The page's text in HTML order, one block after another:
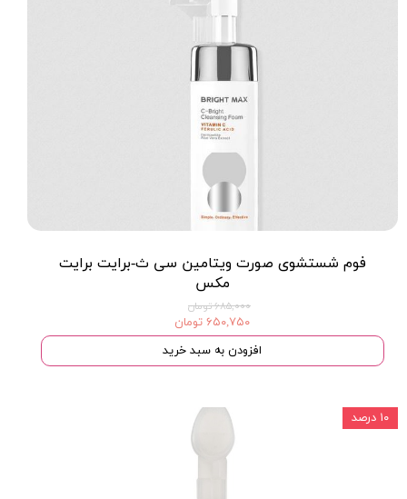
فوم شستشوی صورت ویتامین سی ث-برایت برایت
مکس
۶۸۵,۰۰۰ تومان
۶۵۰,۷۵۰ تومان
افزودن به سبد خرید
۱۰ درصد